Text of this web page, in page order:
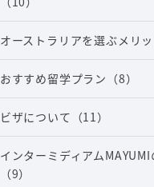
オーストラリアを選ぶメリッ
おすすめ留学プラン （8）
ビザについて （11）
インターミディアム
（9）